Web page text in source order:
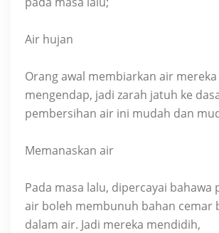
Air hujan
Orang awal membiarkan air
mengendap, jadi zarah jatuh ke
pembersihan air ini mudah dan
Memanaskan air
Pada masa lalu, dipercayai bahawa
air boleh membunuh bahan cemar
dalam air. Jadi mereka mendidih,